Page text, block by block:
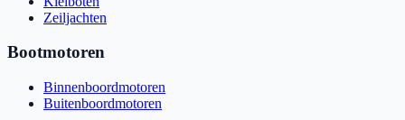
Zeiljachten
Bootmotoren
Binnenboordmotoren
Buitenboordmotoren